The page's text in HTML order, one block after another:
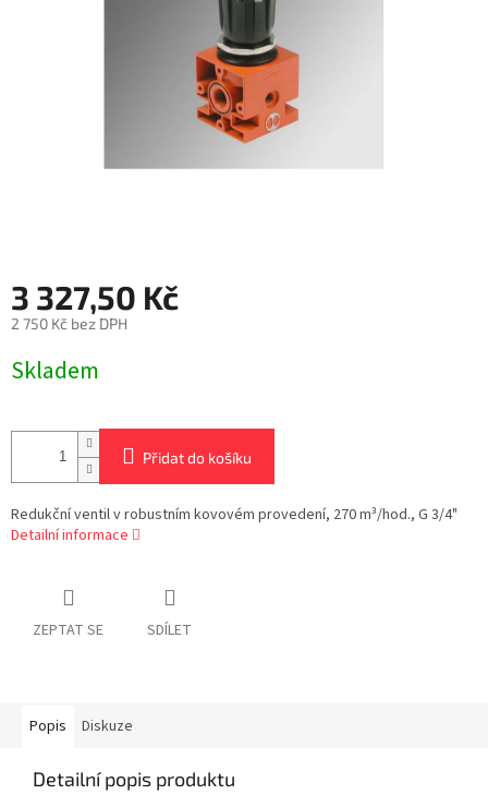
3 327,50 Kč
2 750 Kč bez DPH
cena:
Skladem
Přidat do košíku
Redukční ventil v robustním kovovém provedení, 270 m³/hod., G 3/4"
Detailní informace
ZEPTAT SE SDÍLET
Popis Diskuze
Detailní popis produktu